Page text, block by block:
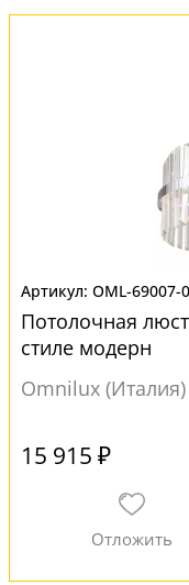
OML-69007-
Потолочная
стиле модерн
Omnilux (Италия)
15 915 ₽